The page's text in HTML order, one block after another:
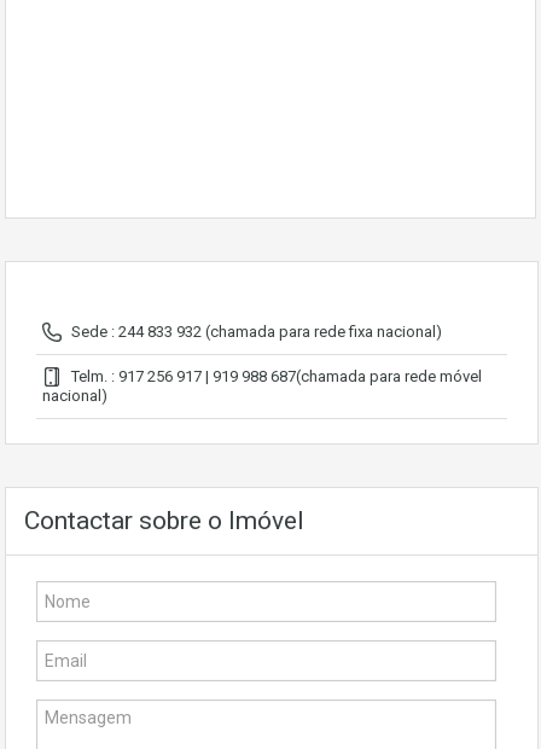
Sede : 244 833 932 (chamada para rede fixa nacional)
Telm. : 917 256 917 | 919 988 687(chamada para rede móvel
nacional)
Contactar sobre o Imóvel